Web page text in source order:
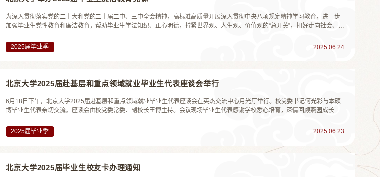
为深入贯彻落实党的二十大和党的二十届二中、三中全会精神，高标准高质量开展深入贯彻中央八项规定精神学习教育，进一步
加强毕业生党性教育和廉洁教育，帮助毕业生学法知纪、正心明德，拧紧世界观、人生观、价值观的“总开关”，扣好走向社会、廉
记、纪委书记，国家监委驻北京大学监察专员顾涛主讲，即将...
2025届毕业季 2025.06.24
北京大学2025届赴基层和重点领域就业毕业生代表座谈会举行
6月18日下午，北京大学2025届赴基层和重点领域就业毕业生代表座谈会在英杰交流中心月光厅举行。校党委书记何光彩与本硕
博毕业生代表亲切交流。座谈会由校党委常委、副校长王博主持。会议现场毕业生代表感谢学校悉心培育，深情回顾燕园成长故
既学会了独立思考，更理解了扎根祖国大地的意义。信息科学技术学院...
2025届毕业季 2025.06.23
北京大学2025届毕业生校友卡办理通知